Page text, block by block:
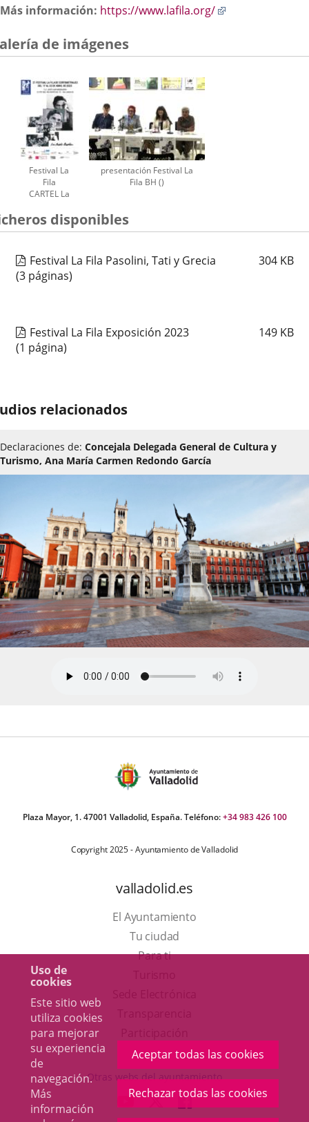
Uso de
cookies
Este sitio web
utiliza cookies
para mejorar
su experiencia
de
navegación.
Más
información
Aceptar todas las cookies
Rechazar todas las cookies
Más información: https://www.lafila.org/
aplicación
de imágenes
Festival La
Fila
CARTEL La
festival
presentación Festival La
Fila BH ()
disponibles
Festival La Fila Pasolini, Tati y Grecia 304 KB
(3 páginas)
Festival La Fila Exposición 2023 149 KB
(1 página)
relacionados
Declaraciones de: Concejala Delegada General de Cultura y
Turismo, Ana María Carmen Redondo García
Plaza Mayor, 1. 47001 Valladolid, España. Teléfono:+34 983 426 100
Copyright 2025 - Ayuntamiento de Valladolid
valladolid.es
El Ayuntamiento
Tu ciudad
Para ti
en
una
ventana
nueva.
aplicación
externa.
Otras webs del ayuntamiento
ENLACE
A
ENLACE
A
ENLACE
A